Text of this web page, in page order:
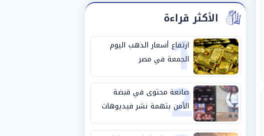
الأكثر قراءة
1
ارتفاع أسعار الذهب اليوم
الجمعة في مصر
2
صانعة محتوى في قبضة
الأمن بتهمة نشر فيديوهات
خادشة للحياء